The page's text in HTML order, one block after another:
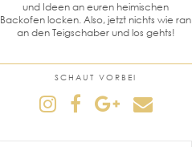
und Ideen an euren heimischen
Backofen locken. Also, jetzt nichts wie ran
an den Teigschaber und los gehts!
SCHAUT VORBEI